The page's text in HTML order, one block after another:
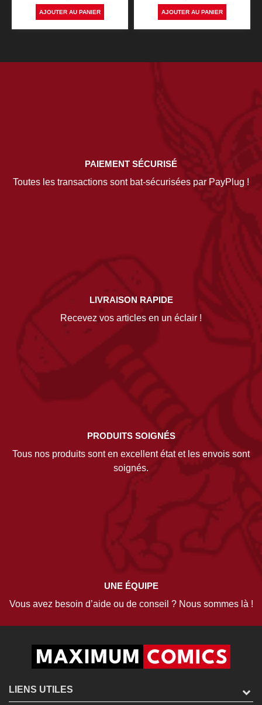
AJOUTER AU PANIER AJOUTER AU PANIER
PAIEMENT SÉCURISÉ
Toutes les transactions sont bat-sécurisées par PayPlug !
LIVRAISON RAPIDE
Recevez vos articles en un éclair !
PRODUITS SOIGNÉS
Tous nos produits sont en excellent état et les envois sont
soignés.
UNE ÉQUIPE
Vous avez besoin d’aide ou de conseil ? Nous sommes là !
LIENS UTILES